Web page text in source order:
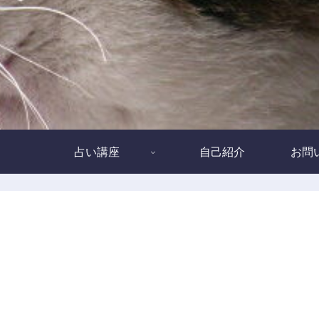
占い講座 自己紹介 お問